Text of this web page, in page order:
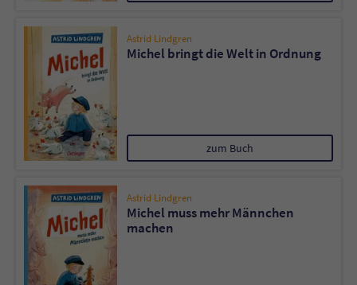
Astrid Lindgren
Michel bringt die Welt in Ordnung
zum Buch
Astrid Lindgren
Michel muss mehr Männchen
machen